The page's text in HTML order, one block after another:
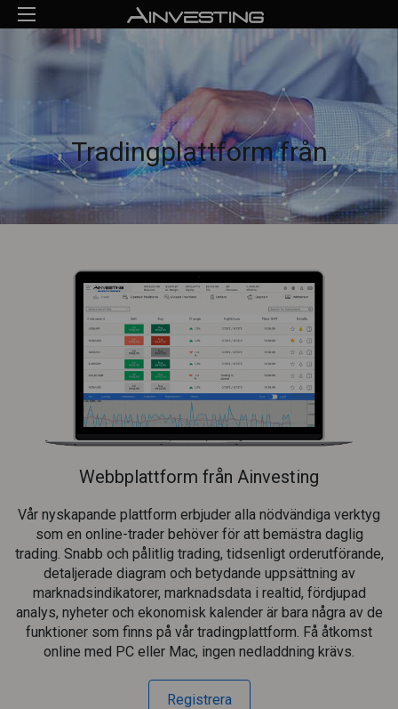
Tradingplattform från
Webbplattform från Ainvesting
Vår nyskapande plattform erbjuder alla nödvändiga verktyg
som en online-trader behöver för att bemästra daglig
trading. Snabb och pålitlig trading, tidsenligt orderutförande,
detaljerade diagram och betydande uppsättning av
marknadsindikatorer, marknadsdata i realtid, fördjupad
analys, nyheter och ekonomisk kalender är bara några av de
funktioner som finns på vår tradingplattform. Få åtkomst
online med PC eller Mac, ingen nedladdning krävs.
Registrera